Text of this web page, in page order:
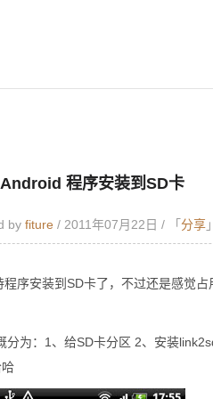
Android 程序安装到SD卡
by fiture / 2011年07月22日 / 「 分享 」
序安装到SD卡了，不过还是感觉
为：1、给SD卡分区 2、安装